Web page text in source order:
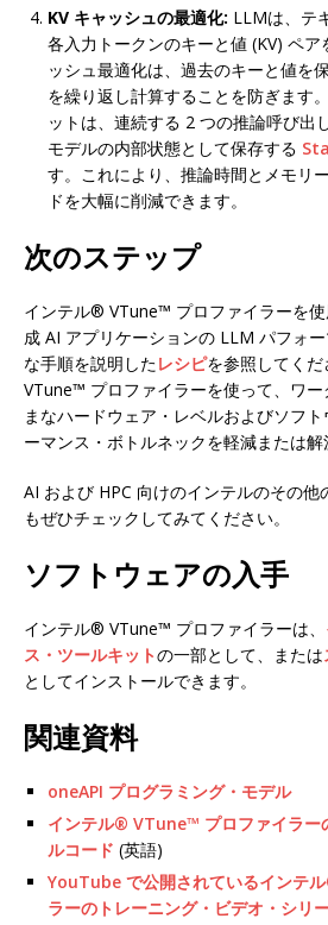
KV キャッシュの最適化: LLMは、テ
各入力トークンのキーと値 (KV) ペア
ッシュ最適化は、過去のキーと値を
を繰り返し計算することを防ぎます
ットは、連続する 2 つの推論呼び出
モデルの内部状態として保存する
す。これにより、推論時間とメモリ
ドを大幅に削減できます。
次のステップ
インテル® VTune™ プロファイラーを
成 AI アプリケーションの LLM パフォ
な手順を説明したレシピを参照してく
VTune™ プロファイラーを使って、ワ
まなハードウェア・レベルおよびソフ
ーマンス・ボトルネックを軽減または解
AI および HPC 向けのインテルのその他
もぜひチェックしてみてください。
ソフトウェアの入手
インテル® VTune™ プロファイラーは、
ス・ツールキットの一部として、または
としてインストールできます。
関連資料
oneAPI プログラミング・モデル
インテル® VTune™ プロファイラー
ルコード (英語)
YouTube で公開されているインテ
ラーのトレーニング・ビデオ・シリ